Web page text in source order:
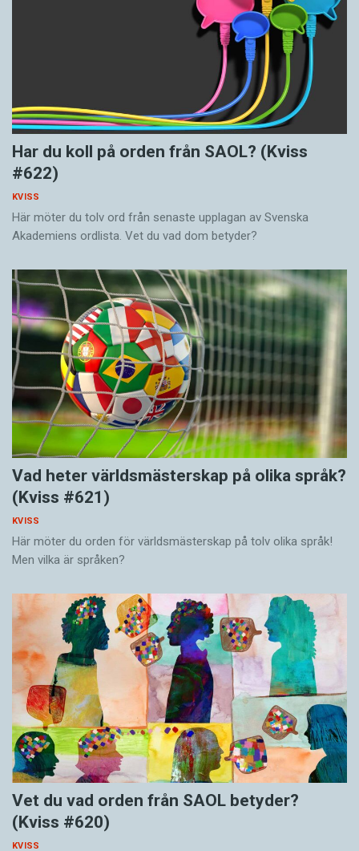
Har du koll på orden från SAOL? (Kviss
#622)
KVISS
Här möter du tolv ord från senaste upplagan av Svenska
Akademiens ordlista. Vet du vad dom betyder?
Vad heter världsmästerskap på olika språk?
(Kviss #621)
KVISS
Här möter du orden för världsmästerskap på tolv olika språk!
Men vilka är språken?
Vet du vad orden från SAOL betyder?
(Kviss #620)
KVISS